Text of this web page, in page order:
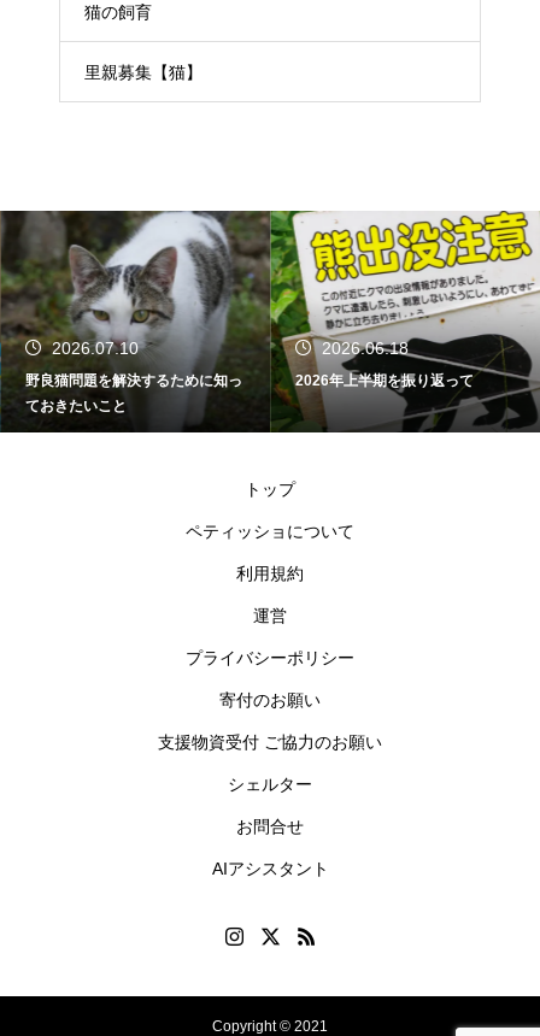
猫の飼育
里親募集【猫】
2026.07.10
野良猫問題を解決するために知っ
ておきたいこと
2026.06.18
2026年上半期を振り返って
トップ
ペティッショについて
利用規約
運営
プライバシーポリシー
寄付のお願い
支援物資受付 ご協力のお願い
シェルター
お問合せ
AIアシスタント
Copyright © 2021